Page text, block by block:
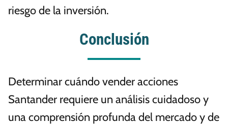
riesgo de la inversión.
Conclusión
Determinar cuándo vender acciones
Santander requiere un análisis cuidadoso y
una comprensión profunda del mercado y de